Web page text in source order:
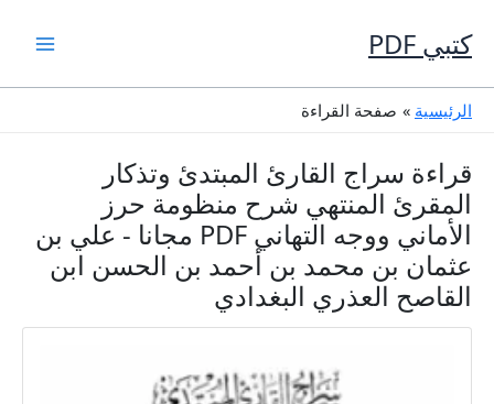
إلى
المحتوى
كتبي PDF
الرئيسية صفحة القراءة
قراءة سراج القارئ المبتدئ وتذكار
المقرئ المنتهي شرح منظومة حرز
الأماني ووجه التهاني PDF مجانا - علي بن
عثمان بن محمد بن أحمد بن الحسن ابن
القاصح العذري البغدادي